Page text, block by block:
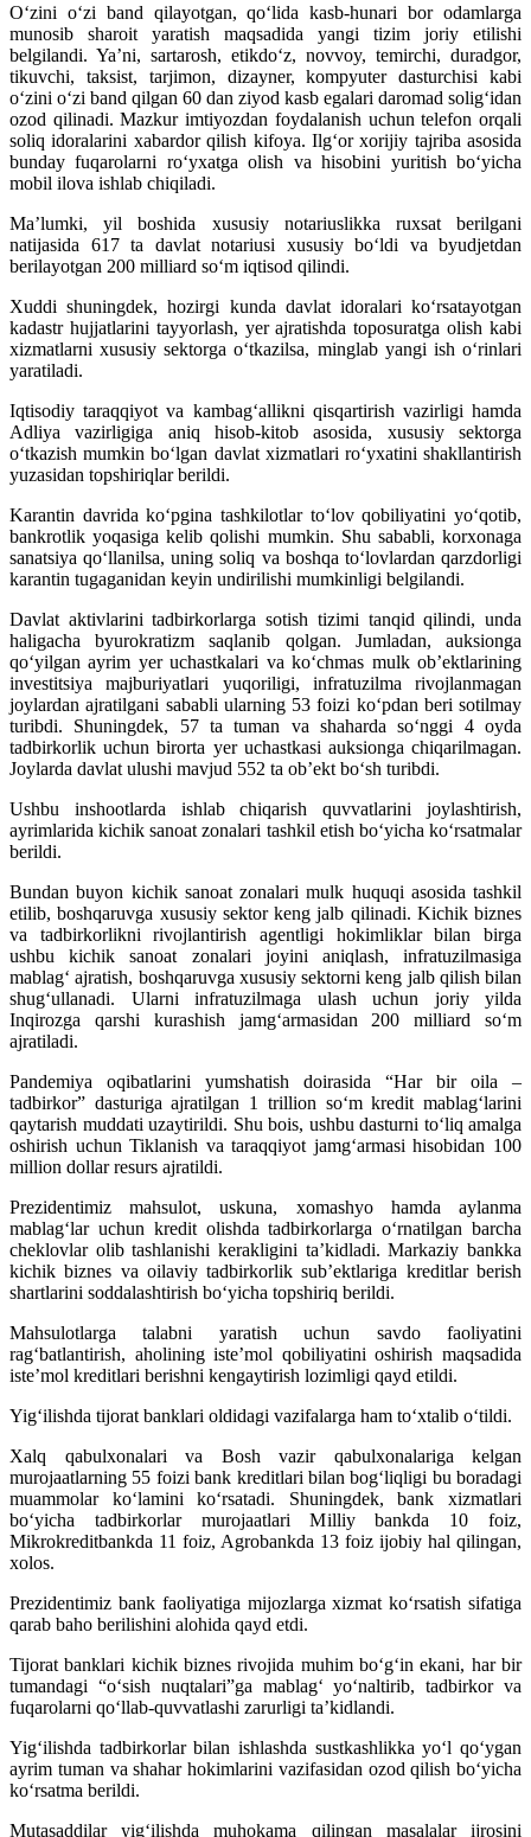
O‘zini o‘zi band qilayotgan, qo‘lida kasb-hunari bor odamlarga
munosib sharoit yaratish maqsadida yangi tizim joriy etilishi
belgilandi. Ya’ni, sartarosh, etikdo‘z, novvoy, temirchi, duradgor,
tikuvchi, taksist, tarjimon, dizayner, kompyuter dasturchisi kabi
o‘zini o‘zi band qilgan 60 dan ziyod kasb egalari daromad solig‘idan
ozod qilinadi. Mazkur imtiyozdan foydalanish uchun telefon orqali
soliq idoralarini xabardor qilish kifoya. Ilg‘or xorijiy tajriba asosida
bunday fuqarolarni ro‘yxatga olish va hisobini yuritish bo‘yicha
mobil ilova ishlab chiqiladi.
Ma’lumki, yil boshida xususiy notariuslikka ruxsat berilgani
natijasida 617 ta davlat notariusi xususiy bo‘ldi va byudjetdan
berilayotgan 200 milliard so‘m iqtisod qilindi.
Xuddi shuningdek, hozirgi kunda davlat idoralari ko‘rsatayotgan
kadastr hujjatlarini tayyorlash, yer ajratishda toposuratga olish kabi
xizmatlarni xususiy sektorga o‘tkazilsa, minglab yangi ish o‘rinlari
yaratiladi.
Iqtisodiy taraqqiyot va kambag‘allikni qisqartirish vazirligi hamda
Adliya vazirligiga aniq hisob-kitob asosida, xususiy sektorga
o‘tkazish mumkin bo‘lgan davlat xizmatlari ro‘yxatini shakllantirish
yuzasidan topshiriqlar berildi.
Karantin davrida ko‘pgina tashkilotlar to‘lov qobiliyatini yo‘qotib,
bankrotlik yoqasiga kelib qolishi mumkin. Shu sababli, korxonaga
sanatsiya qo‘llanilsa, uning soliq va boshqa to‘lovlardan qarzdorligi
karantin tugaganidan keyin undirilishi mumkinligi belgilandi.
Davlat aktivlarini tadbirkorlarga sotish tizimi tanqid qilindi, unda
haligacha byurokratizm saqlanib qolgan. Jumladan, auksionga
qo‘yilgan ayrim yer uchastkalari va ko‘chmas mulk ob’ektlarining
investitsiya majburiyatlari yuqoriligi, infratuzilma rivojlanmagan
joylardan ajratilgani sababli ularning 53 foizi ko‘pdan beri sotilmay
turibdi. Shuningdek, 57 ta tuman va shaharda so‘nggi 4 oyda
tadbirkorlik uchun birorta yer uchastkasi auksionga chiqarilmagan.
Joylarda davlat ulushi mavjud 552 ta ob’ekt bo‘sh turibdi.
Ushbu inshootlarda ishlab chiqarish quvvatlarini joylashtirish,
ayrimlarida kichik sanoat zonalari tashkil etish bo‘yicha ko‘rsatmalar
berildi.
Bundan buyon kichik sanoat zonalari mulk huquqi asosida tashkil
etilib, boshqaruvga xususiy sektor keng jalb qilinadi. Kichik biznes
va tadbirkorlikni rivojlantirish agentligi hokimliklar bilan birga
ushbu kichik sanoat zonalari joyini aniqlash, infratuzilmasiga
mablag‘ ajratish, boshqaruvga xususiy sektorni keng jalb qilish bilan
shug‘ullanadi. Ularni infratuzilmaga ulash uchun joriy yilda
Inqirozga qarshi kurashish jamg‘armasidan 200 milliard so‘m
ajratiladi.
Pandemiya oqibatlarini yumshatish doirasida “Har bir oila –
tadbirkor” dasturiga ajratilgan 1 trillion so‘m kredit mablag‘larini
qaytarish muddati uzaytirildi. Shu bois, ushbu dasturni to‘liq amalga
oshirish uchun Tiklanish va taraqqiyot jamg‘armasi hisobidan 100
million dollar resurs ajratildi.
Prezidentimiz mahsulot, uskuna, xomashyo hamda aylanma
mablag‘lar uchun kredit olishda tadbirkorlarga o‘rnatilgan barcha
cheklovlar olib tashlanishi kerakligini ta’kidladi. Markaziy bankka
kichik biznes va oilaviy tadbirkorlik sub’ektlariga kreditlar berish
shartlarini soddalashtirish bo‘yicha topshiriq berildi.
Mahsulotlarga talabni yaratish uchun savdo faoliyatini
rag‘batlantirish, aholining iste’mol qobiliyatini oshirish maqsadida
iste’mol kreditlari berishni kengaytirish lozimligi qayd etildi.
Yig‘ilishda tijorat banklari oldidagi vazifalarga ham to‘xtalib o‘tildi.
Xalq qabulxonalari va Bosh vazir qabulxonalariga kelgan
murojaatlarning 55 foizi bank kreditlari bilan bog‘liqligi bu boradagi
muammolar ko‘lamini ko‘rsatadi. Shuningdek, bank xizmatlari
bo‘yicha tadbirkorlar murojaatlari Milliy bankda 10 foiz,
Mikrokreditbankda 11 foiz, Agrobankda 13 foiz ijobiy hal qilingan,
xolos.
Prezidentimiz bank faoliyatiga mijozlarga xizmat ko‘rsatish sifatiga
qarab baho berilishini alohida qayd etdi.
Tijorat banklari kichik biznes rivojida muhim bo‘g‘in ekani, har bir
tumandagi “o‘sish nuqtalari”ga mablag‘ yo‘naltirib, tadbirkor va
fuqarolarni qo‘llab-quvvatlashi zarurligi ta’kidlandi.
Yig‘ilishda tadbirkorlar bilan ishlashda sustkashlikka yo‘l qo‘ygan
ayrim tuman va shahar hokimlarini vazifasidan ozod qilish bo‘yicha
ko‘rsatma berildi.
Mutasaddilar yig‘ilishda muhokama qilingan masalalar ijrosini